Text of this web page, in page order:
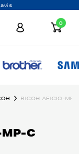
0
RICOH AFICIO-MP-
C